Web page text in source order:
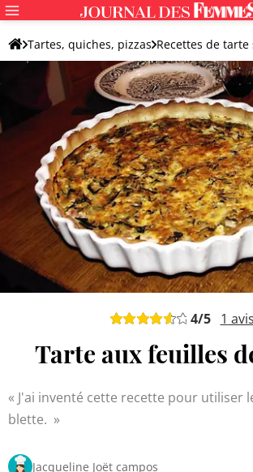
Tartes, quiches, pizzas Recettes de tarte
Recettes de tarte aux légumes Autre tarte
4/5 1 avis
Tarte aux feuilles
J'ai inventé cette recette pour utiliser
blette.
Jacqueline Joët campos